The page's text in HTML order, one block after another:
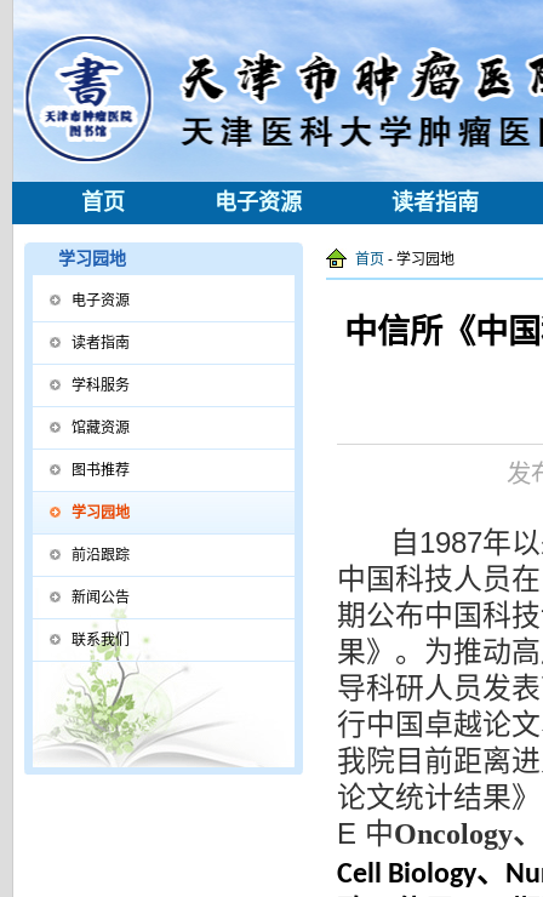
首页 电子资源 读者指南
学习园地
电子资源
读者指南
学科服务
馆藏资源
图书推荐
学习园地
前沿跟踪
新闻公告
联系我们
首页 - 学习园地
中信所《中
发
自1987年
中国科技人员
期公布中国科
果》。为推动
导科研人员发
行中国卓越论
我院目前距离
论文统计结果
E 中Oncology、
Cell Biology、